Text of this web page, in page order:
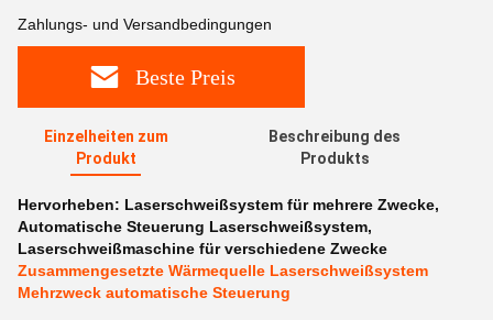
Zahlungs- und Versandbedingungen
Beste Preis
Einzelheiten zum
Produkt
Beschreibung des
Produkts
Hervorheben: Laserschweißsystem für mehrere Zwecke,
Automatische Steuerung Laserschweißsystem,
Laserschweißmaschine für verschiedene Zwecke
Zusammengesetzte Wärmequelle Laserschweißsystem
Mehrzweck automatische Steuerung